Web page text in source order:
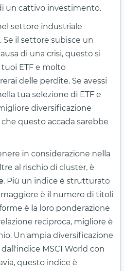
un cattivo investimento.
settore industriale
Se il settore subisce un
di una crisi, questo si
ETF e molto
delle perdite. Se avessi
tua selezione di ETF e
diversificazione
questo accada sarebbe
in considerazione nella
al rischio di cluster, è
. Più un indice è strutturato
è il numero di titoli
è la loro ponderazione
reciproca, migliore è
Un'ampia diversificazione
MSCI World con
questo indice è